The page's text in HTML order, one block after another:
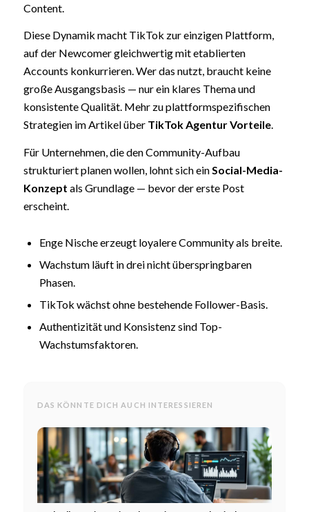
Content.
Diese Dynamik macht TikTok zur einzigen Plattform,
auf der Newcomer gleichwertig mit etablierten
Accounts konkurrieren. Wer das nutzt, braucht keine
große Ausgangsbasis — nur ein klares Thema und
konsistente Qualität. Mehr zu plattformspezifischen
Strategien im Artikel über TikTok Agentur Vorteile.
Für Unternehmen, die den Community-Aufbau
strukturiert planen wollen, lohnt sich einSocial-Media-
Konzept als Grundlage — bevor der erste Post
erscheint.
Enge Nische erzeugt loyalere Community als breite.
Wachstum läuft in drei nicht überspringbaren
Phasen.
TikTok wächst ohne bestehende Follower-Basis.
Authentizität und Konsistenz sind Top-
Wachstumsfaktoren.
DAS KÖNNTE DICH AUCH INTERESSIEREN